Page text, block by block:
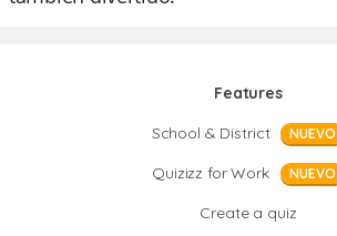
Features
School & District
NUEVO
Quizizz for Work NUEVO
Create a quiz